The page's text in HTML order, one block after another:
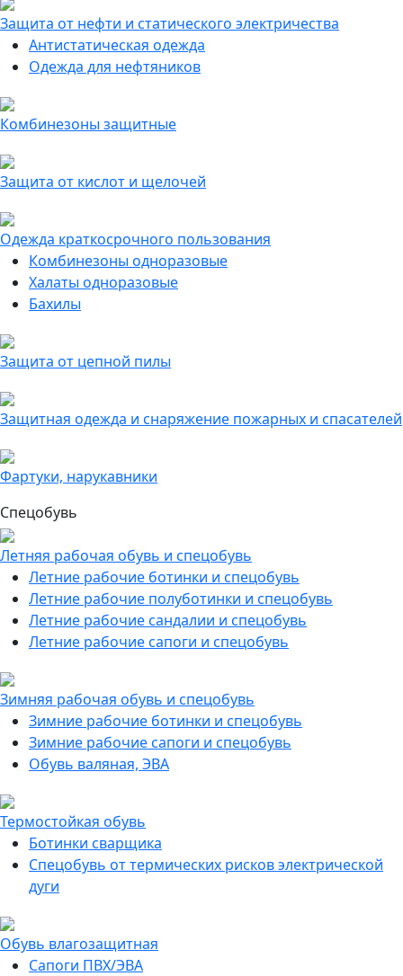
Защита от нефти и статического электричества
Антистатическая одежда
Одежда для нефтяников
Комбинезоны защитные
Защита от кислот и щелочей
Одежда краткосрочного пользования
Комбинезоны одноразовые
Халаты одноразовые
Бахилы
Защита от цепной пилы
Защитная одежда и снаряжение пожарных и спасателей
Фартуки, нарукавники
Спецобувь
Летняя рабочая обувь и спецобувь
Летние рабочие ботинки и спецобувь
Летние рабочие полуботинки и спецобувь
Летние рабочие сандалии и спецобувь
Летние рабочие сапоги и спецобувь
Зимняя рабочая обувь и спецобувь
Зимние рабочие ботинки и спецобувь
Зимние рабочие сапоги и спецобувь
Обувь валяная, ЭВА
Термостойкая обувь
Ботинки сварщика
Спецобувь от термических рисков электрической
дуги
Обувь влагозащитная
Сапоги ПВХ/ЭВА